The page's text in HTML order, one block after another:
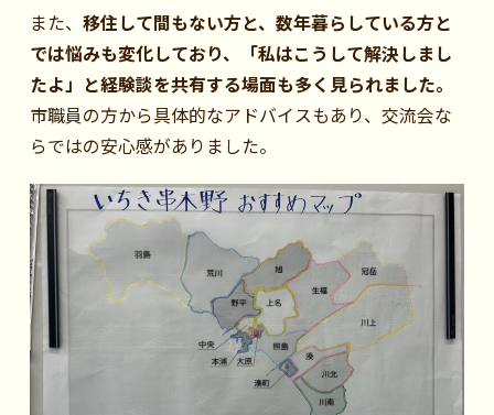
また、 移住して間もない方と、数年暮らしている方と
では悩みも変化しており、「私はこうして解決しまし
たよ」と経験談を共有する場面も多く見られました。
市職員の方から具体的なアドバイスもあり、交流会な
らではの安心感がありました。